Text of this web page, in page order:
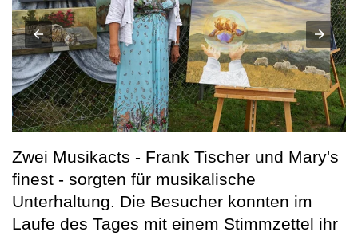
Zwei Musikacts - Frank Tischer und Mary's
finest - sorgten für musikalische
Unterhaltung. Die Besucher konnten im
Laufe des Tages mit einem Stimmzettel ihr